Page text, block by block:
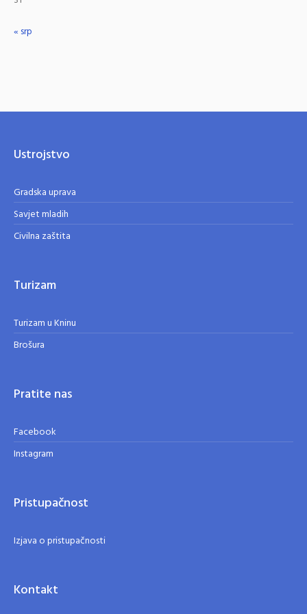
« srp
Ustrojstvo
Gradska uprava
Savjet mladih
Civilna zaštita
Turizam
Turizam u Kninu
Brošura
Pratite nas
Facebook
Instagram
Pristupačnost
Izjava o pristupačnosti
Kontakt